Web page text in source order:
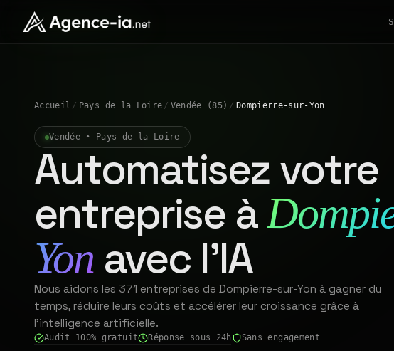
Accueil / Pays de la Loire / Vendée (85) / Dompierre-sur-Yon
Vendée • Pays de la Loire
Automatisez votre
entreprise à
Yonavec l'IA
Nous aidons les 371 entreprises de Dompierre-sur-Yon à gagner du
temps, réduire leurs coûts et accélérer leur croissance grâce à
l'intelligence artificielle.
Audit 100% gratuit Réponse sous 24h Sans engagement